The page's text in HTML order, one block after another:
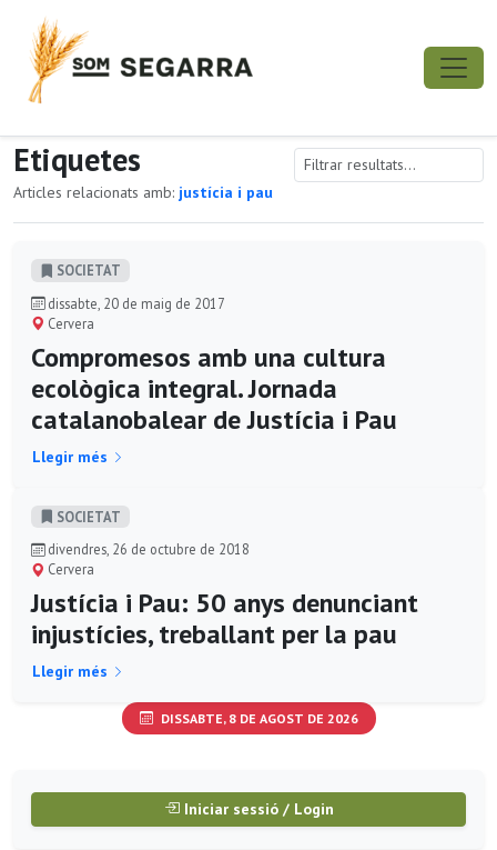
Etiquetes
Articles relacionats amb: justícia i pau
SOCIETAT
dissabte, 20 de maig de 2017
Cervera
Compromesos amb una cultura
ecològica integral. Jornada
catalanobalear de Justícia i Pau
Llegir més
SOCIETAT
divendres, 26 de octubre de 2018
Cervera
Justícia i Pau: 50 anys denunciant
injustícies, treballant per la pau
Llegir més
DISSABTE, 8 DE AGOST DE 2026
Iniciar sessió / Login